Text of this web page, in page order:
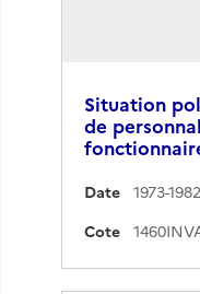
Situation
de
Date
1973-1982
Cote